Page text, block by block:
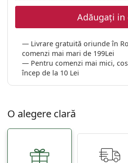
Adăugați in
Livrare gratuită oriunde în
comenzi mai mari de 199Lei
Pentru comenzi mai mici,
încep de la 10 Lei
O alegere clară